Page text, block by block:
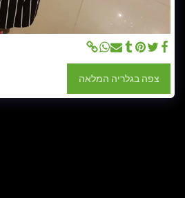
צפה בגלריה המלאה